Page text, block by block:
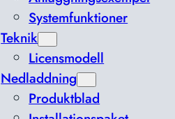
Systemfunktioner
Teknik
Licensmodell
Nedladdning
Produktblad